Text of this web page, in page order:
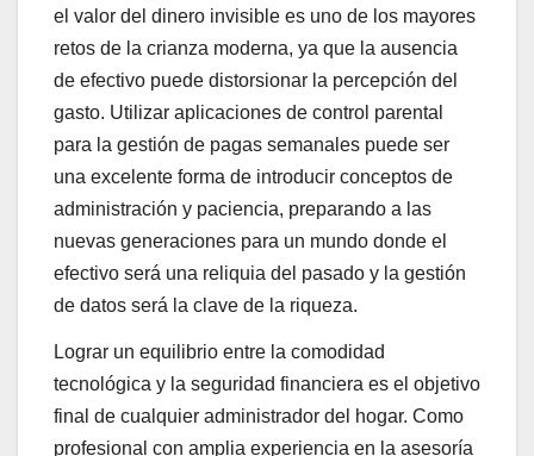
el valor del dinero invisible es uno de los mayores
retos de la crianza moderna, ya que la ausencia
de efectivo puede distorsionar la percepción del
gasto. Utilizar aplicaciones de control parental
para la gestión de pagas semanales puede ser
una excelente forma de introducir conceptos de
administración y paciencia, preparando a las
nuevas generaciones para un mundo donde el
efectivo será una reliquia del pasado y la gestión
de datos será la clave de la riqueza.
Lograr un equilibrio entre la comodidad
tecnológica y la seguridad financiera es el objetivo
final de cualquier administrador del hogar. Como
profesional con amplia experiencia en la asesoría